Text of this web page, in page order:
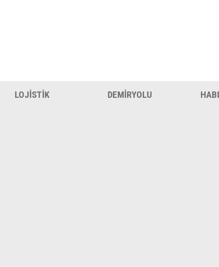
LOJİSTİK DEMİRYOLU